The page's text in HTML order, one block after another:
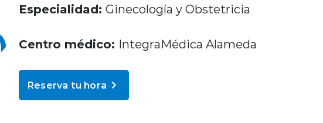
Especialidad: Ginecología y Obstetricia
Centro médico: IntegraMédica Alameda
Reserva tu hora